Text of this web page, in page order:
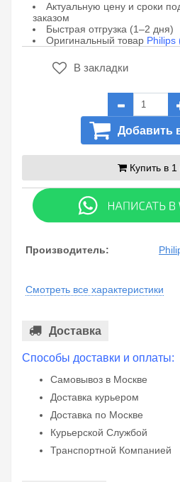
Актуальную цену и сроки
заказом
Быстрая отгрузка (1–2 дня)
Оригинальный товар Philips
В закладки
Добавить
Купить в 1
Производитель:
Смотреть все характеристики
Доставка
Способы доставки и оплаты:
Самовывоз в Москве
Доставка курьером
Доставка по Москве
Курьерской Службой
Транспортной Компанией